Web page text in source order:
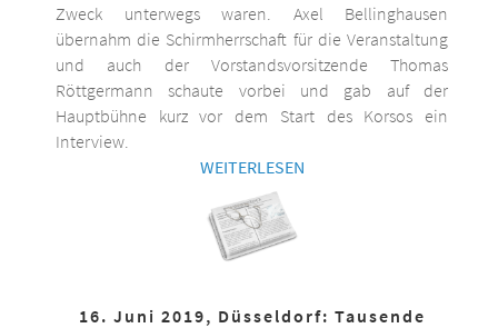
Zweck unterwegs waren. Axel Bellinghausen
übernahm die Schirmherrschaft für die Veranstaltung
und auch der Vorstandsvorsitzende Thomas
Röttgermann schaute vorbei und gab auf der
Hauptbühne kurz vor dem Start des Korsos ein
Interview.
WEITERLESEN
16. Juni 2019, Düsseldorf: Tausende